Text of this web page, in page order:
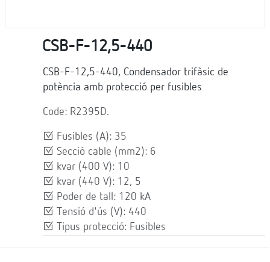
CSB-F-12,5-440
CSB-F-12,5-440, Condensador trifàsic de
potència amb protecció per fusibles
Code: R2395D.
Fusibles (A): 35
Secció cable (mm2): 6
kvar (400 V): 10
kvar (440 V): 12, 5
Poder de tall: 120 kA
Tensió d'ús (V): 440
Tipus protecció: Fusibles